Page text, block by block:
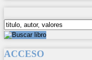
ACCESO